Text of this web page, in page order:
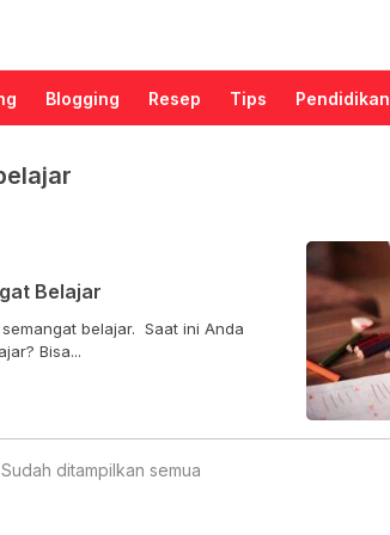
Blogging Resep Tips Pendidikan
Belajar
belajar. Saat ini Anda
Bisa...
Sudah ditampilkan semua